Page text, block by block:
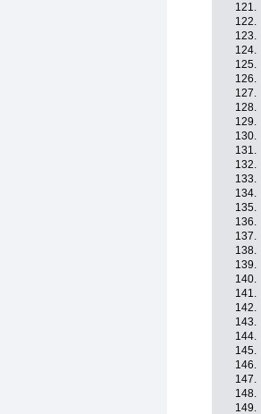
121.
122.
123.
124.
125.
126.
127.
128.
129.
130.
131.
132.
133.
134.
135.
136.
137.
138.
139.
140.
141.
142.
143.
144.
145.
146.
147.
148.
149.